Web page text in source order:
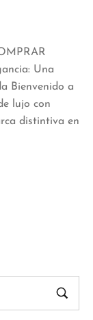
Una
Bienvenido a
lujo con
distintiva en